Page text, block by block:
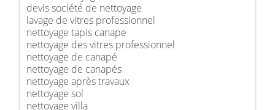
devis société de nettoyage
lavage de vitres professionnel
nettoyage tapis canape
nettoyage des vitres professionnel
nettoyage de canapé
nettoyage de canapés
nettoyage après travaux
nettoyage sol
nettoyage villa